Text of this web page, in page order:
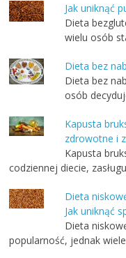
Jak uniknąć
Dieta
wielu osób
Dieta bez
Dieta bez
osób
Kapusta
zdrowotne i
Kapusta
codziennej diecie,
Dieta
Jak uniknąć
Dieta
popularność, jednak